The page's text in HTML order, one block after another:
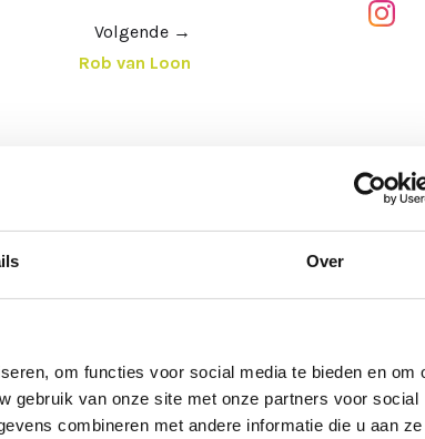
Over
om functies voor social media te bieden en om
gebruik van onze site met onze partners voor social
combineren met andere informatie die u aan
Volgende →
Rob van Loon
LinkedIn
Home
Opleidingen